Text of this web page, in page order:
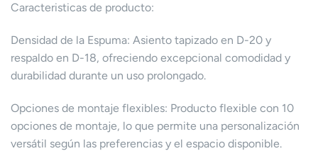
Caracteristicas de producto:
Densidad de la Espuma: Asiento tapizado en D-20 y
respaldo en D-18, ofreciendo excepcional comodidad y
durabilidad durante un uso prolongado.
Opciones de montaje flexibles: Producto flexible con 10
opciones de montaje, lo que permite una personalización
versátil según las preferencias y el espacio disponible.